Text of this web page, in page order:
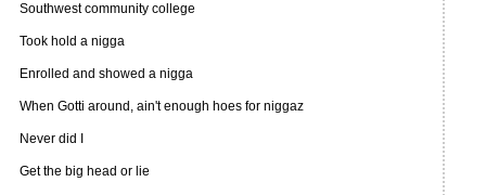
Southwest community college
Took hold a nigga
Enrolled and showed a nigga
When Gotti around, ain't enough hoes for niggaz
Never did I
Get the big head or lie